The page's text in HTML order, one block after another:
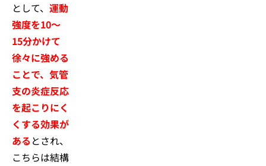
として、 運動
強度を10～
15分かけて
徐々に強める
ことで、気管
支の炎症反応
を起こりにく
くする効果が
ある とされ、
こちらは結構